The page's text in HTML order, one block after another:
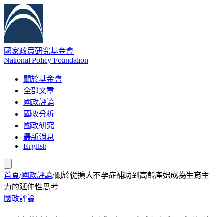
國家政策研究基金會
National Policy Foundation
關於基金會
全部文章
國政評論
國政分析
國政研究
最新消息
English
首頁/國政評論/關於從擴大不孕症補助到高齡產婦成為生育主
力的延伸性思考
國政評論